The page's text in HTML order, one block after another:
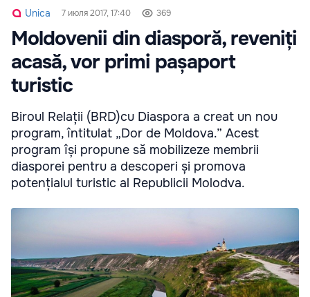
Unica 7 июля 2017, 17:40 369
Moldovenii din diasporă, reveniți
acasă, vor primi pașaport
turistic
Biroul Relații (BRD)cu Diaspora a creat un nou
program, întitulat „Dor de Moldova.” Acest
program își propune să mobilizeze membrii
diasporei pentru a descoperi și promova
potențialul turistic al Republicii Molodva.